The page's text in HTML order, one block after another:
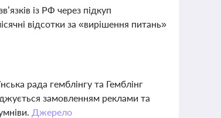
із РФ через підкуп
відсотки за «вирішення питань»
рада гемблінгу та Гемблінг
замовленням реклами та
Джерело